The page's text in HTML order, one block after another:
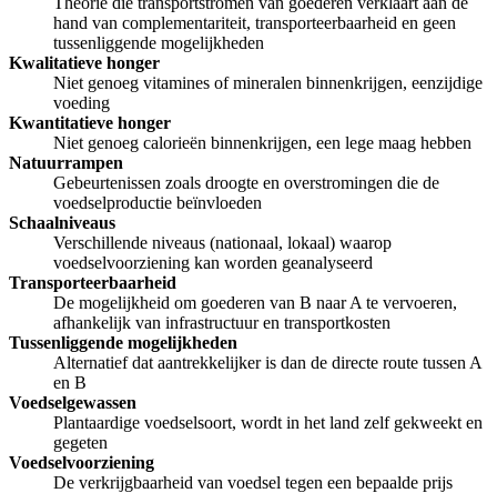
hand van complementariteit, transporteerbaarheid en geen
tussenliggende mogelijkheden
Kwalitatieve honger
Niet genoeg vitamines of mineralen binnenkrijgen, eenzijdige
voeding
Kwantitatieve honger
Niet genoeg calorieën binnenkrijgen, een lege maag hebben
Natuurrampen
Gebeurtenissen zoals droogte en overstromingen die de
voedselproductie beïnvloeden
Schaalniveaus
Verschillende niveaus (nationaal, lokaal) waarop
voedselvoorziening kan worden geanalyseerd
Transporteerbaarheid
De mogelijkheid om goederen van B naar A te vervoeren,
afhankelijk van infrastructuur en transportkosten
Tussenliggende mogelijkheden
Alternatief dat aantrekkelijker is dan de directe route tussen A
en B
Voedselgewassen
Plantaardige voedselsoort, wordt in het land zelf gekweekt en
gegeten
Voedselvoorziening
De verkrijgbaarheid van voedsel tegen een bepaalde prijs